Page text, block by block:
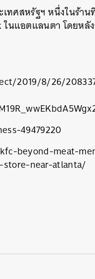
เทศสหรัฐฯ หนึ่งในร้าน
ในแอตแลนตาโดยหลั
2019/8/26/
49479220
beyond-meat-
near-atlanta/